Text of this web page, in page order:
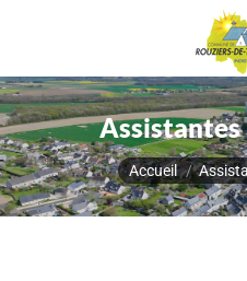
Vous êtes ici :
Accueil